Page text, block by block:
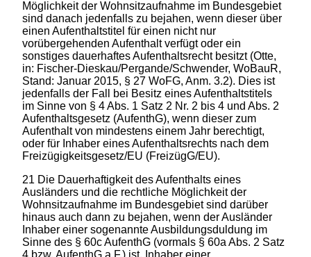
Möglichkeit der Wohnsitzaufnahme im Bundesgebiet
sind danach jedenfalls zu bejahen, wenn dieser über
einen Aufenthaltstitel für einen nicht nur
vorübergehenden Aufenthalt verfügt oder ein
sonstiges dauerhaftes Aufenthaltsrecht besitzt (Otte,
in: Fischer-Dieskau/Pergande/Schwender, WoBauR,
Stand: Januar 2015, § 27 WoFG, Anm. 3.2). Dies ist
jedenfalls der Fall bei Besitz eines Aufenthaltstitels
im Sinne von § 4 Abs. 1 Satz 2 Nr. 2 bis 4 und Abs. 2
Aufenthaltsgesetz (AufenthG), wenn dieser zum
Aufenthalt von mindestens einem Jahr berechtigt,
oder für Inhaber eines Aufenthaltsrechts nach dem
Freizügigkeitsgesetz/EU (FreizügG/EU).
21 Die Dauerhaftigkeit des Aufenthalts eines
Ausländers und die rechtliche Möglichkeit der
Wohnsitzaufnahme im Bundesgebiet sind darüber
hinaus auch dann zu bejahen, wenn der Ausländer
Inhaber einer sogenannte Ausbildungsduldung im
Sinne des § 60c AufenthG (vormals § 60a Abs. 2 Satz
4 bzw. AufenthG a.F.) ist. Inhaber einer